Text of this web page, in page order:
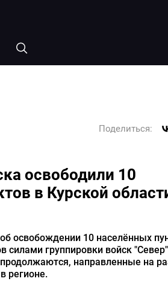
Поделиться:
освободили 10
в Курской
освобождении 10 населённых
силами группировки войск
направленные на
регионе.